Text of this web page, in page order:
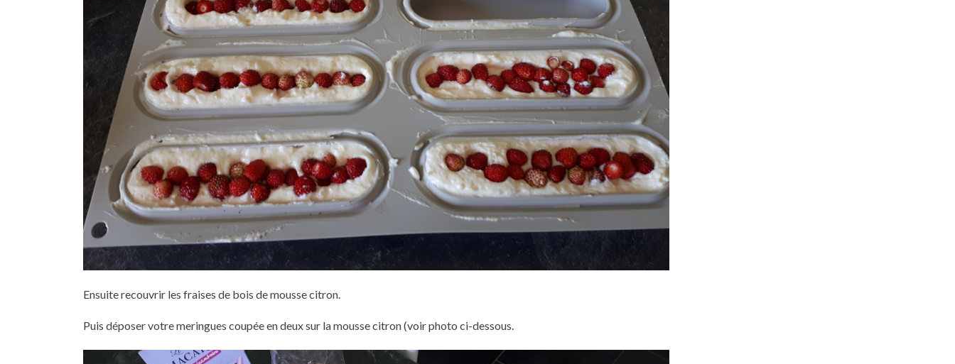
Ensuite recouvrir les fraises de bois de mousse citron.
Puis déposer votre meringues coupée en deux sur la mousse citron (voir photo ci-dessous.